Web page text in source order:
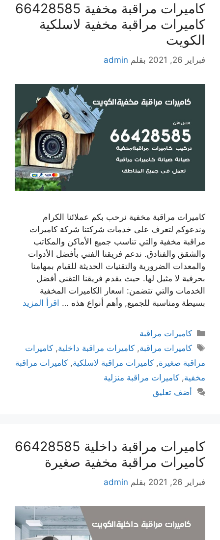
كاميرات مراقبة مخفية 66428585
كاميرات مراقبة مخفية لاسلكية
الكويت
فبراير 26, 2021 بقلم admin
كاميرات مراقبة مخفية نرحب بكم عملائنا الكرام
وندعوكم لتعرف على خدمات شركتنا شركة كاميرات
مراقبة مخفية والتي تناسب جميع الأماكن والمكاتب
والشقق والفنادق. ندعم فريقنا الفني بأفضل الأدوات
والمعدات الضرورية والتقنيات الحديثة للقيام بمهامنا
بحرفية لا مثيل لها. حيث يقدم فريقنا التقني أفضل
الخدمات والتي تتضمن: اسعار الكاميرات المخفية
بسيطة ومناسبة للجميع, وأهم أنواع هذه … اقرأ المزيد
كاميرات مراقبة
كاميرات مراقبة,كاميرات مراقبة داخلية,كاميرات
مراقبة صغيرة, كاميرات مراقبة لاسلكية, كاميرات مراقبة
مخفية, كاميرات مراقبة منزلية
أضف تعليق
كاميرات مراقبة داخلية 66428585
كاميرات مراقبة مخفية صغيرة
فبراير 26, 2021 بقلم admin